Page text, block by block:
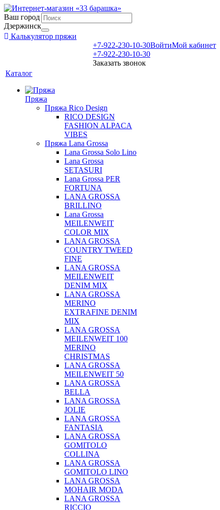
Ваш город
Дзержинск
Калькулятор пряжи
ВойтиМой кабинет
+7-922-230-10-30
+7-922-230-10-30
Заказать звонок
Каталог
Пряжа
Пряжа Rico Design
RICO DESIGN
FASHION ALPACA
VIBES
Пряжа Lana Grossa
Lana Grossa Solo Lino
Lana Grossa
SETASURI
Lana Grossa PER
FORTUNA
LANA GROSSA
BRILLINO
Lana Grossa
MEILENWEIT
COLOR MIX
LANA GROSSA
COUNTRY TWEED
FINE
LANA GROSSA
MEILENWEIT
DENIM MIX
LANA GROSSA
MERINO
EXTRAFINE DENIM
MIX
LANA GROSSA
MEILENWEIT 100
MERINO
CHRISTMAS
LANA GROSSA
MEILENWEIT 50
LANA GROSSA
BELLA
LANA GROSSA
JOLIE
LANA GROSSA
FANTASIA
LANA GROSSA
GOMITOLO
COLLINA
LANA GROSSA
GOMITOLO LINO
LANA GROSSA
MOHAIR MODA
LANA GROSSA
RICCIO